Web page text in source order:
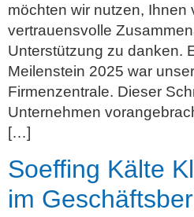
möchten wir nutzen, Ihnen
vertrauensvolle
Unterstützung zu danken.
Meilenstein 2025 war
Firmenzentrale. Dieser
Unternehmen
[…]
Soeffing Kälte
im